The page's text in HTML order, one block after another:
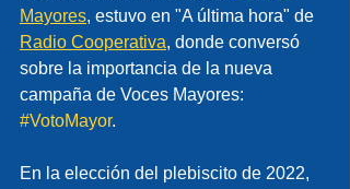
Mayores, estuvo en "A última hora" de
Radio Cooperativa, donde conversó
sobre la importancia de la nueva
campaña de Voces Mayores:
#VotoMayor.
En la elección del plebiscito de 2022,